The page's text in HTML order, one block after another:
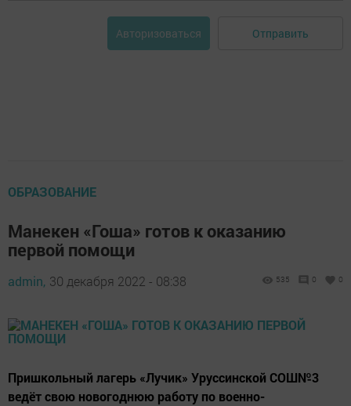
Авторизоваться Отправить
ОБРАЗОВАНИЕ
Манекен «Гоша» готов к оказанию
первой помощи
admin, 30 декабря 2022 - 08:38 535 0 0
Пришкольный лагерь «Лучик» Уруссинской СОШ№3
ведёт свою новогоднюю работу по военно-